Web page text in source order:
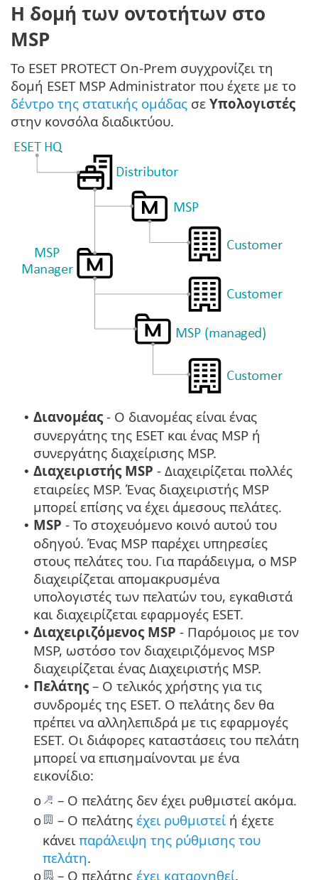
Η δομή των οντοτήτων στο
MSP
Το ESET PROTECT On-Prem συγχρονίζει τη
δομή ESET MSP Administrator που έχετε με το
δέντρο της στατικής ομάδας σε Υπολογιστές
στην κονσόλα διαδικτύου.
• Διανομέας - Ο διανομέας είναι ένας
συνεργάτης της ESET και ένας MSP ή
συνεργάτης διαχείρισης MSP.
• Διαχειριστής MSP - Διαχειρίζεται πολλές
εταιρείες MSP. Ένας διαχειριστής MSP
μπορεί επίσης να έχει άμεσους πελάτες.
• MSP - Το στοχευόμενο κοινό αυτού του
οδηγού. Ένας MSP παρέχει υπηρεσίες
στους πελάτες του. Για παράδειγμα, ο MSP
διαχειρίζεται απομακρυσμένα
υπολογιστές των πελατών του, εγκαθιστά
και διαχειρίζεται εφαρμογές ESET.
• Διαχειριζόμενος MSP - Παρόμοιος με τον
MSP, ωστόσο τον διαχειριζόμενος MSP
διαχειρίζεται ένας Διαχειριστής MSP.
• Πελάτης – Ο τελικός χρήστης για τις
συνδρομές της ESET. Ο πελάτης δεν θα
πρέπει να αλληλεπιδρά με τις εφαρμογές
ESET. Οι διάφορες καταστάσεις του πελάτη
μπορεί να επισημαίνονται με ένα
εικονίδιο:
o – Ο πελάτης δεν έχει ρυθμιστεί ακόμα.
o – Ο πελάτης έχει ρυθμιστεί ή έχετε
κάνει παράλειψη της ρύθμισης του
πελάτη.
– Ο πελάτης έχει καταργηθεί.